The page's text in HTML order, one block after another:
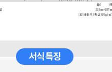
서식 특징